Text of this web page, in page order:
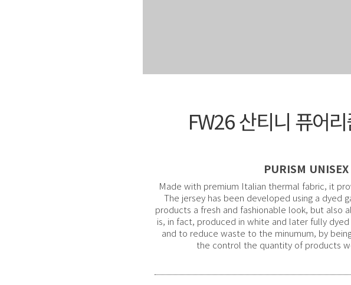
FW26 산티니 퓨어
PURISM
Made with premium Italian thermal fabric, it
The jersey has been developed using a
products a fresh and fashionable look, but also
is, in fact, produced in white and later fully
and to reduce waste to the minumum, by
the control the quantity of products